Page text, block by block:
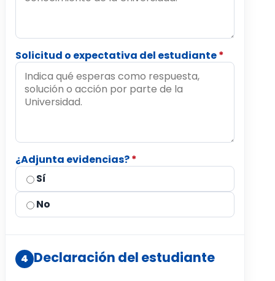
Solicitud o expectativa del estudiante*
¿Adjunta evidencias?*
Sí
No
4 Declaración del estudiante